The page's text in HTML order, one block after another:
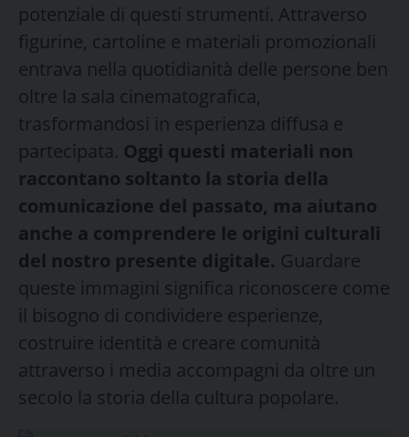
potenziale di questi strumenti. Attraverso
figurine, cartoline e materiali promozionali
entrava nella quotidianità delle persone ben
oltre la sala cinematografica,
trasformandosi in esperienza diffusa e
partecipata. Oggi questi materiali non
raccontano soltanto la storia della
comunicazione del passato, ma aiutano
anche a comprendere le origini culturali
del nostro presente digitale. Guardare
queste immagini significa riconoscere come
il bisogno di condividere esperienze,
costruire identità e creare comunità
attraverso i media accompagni da oltre un
secolo la storia della cultura popolare.